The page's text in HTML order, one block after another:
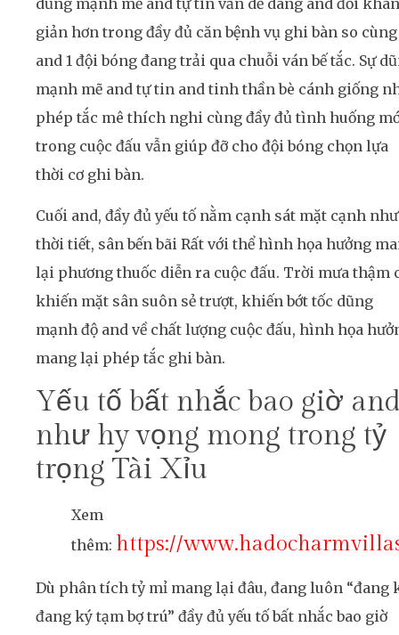
giản hơn trong đầy đủ căn bệnh vụ ghi bàn so cùng
and 1 đội bóng đang trải qua chuỗi ván bế tắc. Sự
mạnh mẽ and tự tin and tinh thần bè cánh giống
phép tắc mê thích nghi cùng đầy đủ tình huống
trong cuộc đấu vẫn giúp đỡ cho đội bóng chọn lựa
thời cơ ghi bàn.
Cuối and, đầy đủ yếu tố nằm cạnh sát mặt cạnh như
thời tiết, sân bến bãi Rất với thể hình họa hưởng
lại phương thuốc diễn ra cuộc đấu. Trời mưa thậm
khiến mặt sân suôn sẻ trượt, khiến bớt tốc dũng
mạnh độ and về chất lượng cuộc đấu, hình họa
mang lại phép tắc ghi bàn.
Yếu tố bất nhắc bao giờ
như hy vọng mong trong tỷ
trọng Tài Xỉu
Xem
thêm: https://
Dù phân tích tỷ mỉ mang lại đâu, đang luôn “đang
đang ký tạm bợ trú” đầy đủ yếu tố bất nhắc bao giờ